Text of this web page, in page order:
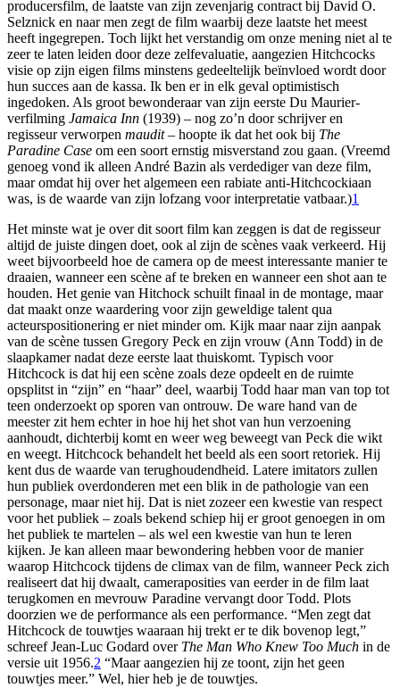
producersfilm, de laatste van zijn zevenjarig contract bij David O.
Selznick en naar men zegt de film waarbij deze laatste het meest
heeft ingegrepen. Toch lijkt het verstandig om onze mening niet al te
zeer te laten leiden door deze zelfevaluatie, aangezien Hitchcocks
visie op zijn eigen films minstens gedeeltelijk beïnvloed wordt door
hun succes aan de kassa. Ik ben er in elk geval optimistisch
ingedoken. Als groot bewonderaar van zijn eerste Du Maurier-
verfilming Jamaica Inn (1939) – nog zo’n door schrijver en
regisseur verworpen maudit– hoopte ik dat het ook bij The
Paradine Case om een soort ernstig misverstand zou gaan. (Vreemd
genoeg vond ik alleen André Bazin als verdediger van deze film,
maar omdat hij over het algemeen een rabiate anti-Hitchcockiaan
was, is de waarde van zijn lofzang voor interpretatie vatbaar.)1
Het minste wat je over dit soort film kan zeggen is dat de regisseur
altijd de juiste dingen doet, ook al zijn de scènes vaak verkeerd. Hij
weet bijvoorbeeld hoe de camera op de meest interessante manier te
draaien, wanneer een scène af te breken en wanneer een shot aan te
houden. Het genie van Hitchock schuilt finaal in de montage, maar
dat maakt onze waardering voor zijn geweldige talent qua
acteurspositionering er niet minder om. Kijk maar naar zijn aanpak
van de scène tussen Gregory Peck en zijn vrouw (Ann Todd) in de
slaapkamer nadat deze eerste laat thuiskomt. Typisch voor
Hitchcock is dat hij een scène zoals deze opdeelt en de ruimte
opsplitst in “zijn” en “haar” deel, waarbij Todd haar man van top tot
teen onderzoekt op sporen van ontrouw. De ware hand van de
meester zit hem echter in hoe hij het shot van hun verzoening
aanhoudt, dichterbij komt en weer weg beweegt van Peck die wikt
en weegt. Hitchcock behandelt het beeld als een soort retoriek. Hij
kent dus de waarde van terughoudendheid. Latere imitators zullen
hun publiek overdonderen met een blik in de pathologie van een
personage, maar niet hij. Dat is niet zozeer een kwestie van respect
voor het publiek – zoals bekend schiep hij er groot genoegen in om
het publiek te martelen – als wel een kwestie van hun te leren
kijken. Je kan alleen maar bewondering hebben voor de manier
waarop Hitchcock tijdens de climax van de film, wanneer Peck zich
realiseert dat hij dwaalt, cameraposities van eerder in de film laat
terugkomen en mevrouw Paradine vervangt door Todd. Plots
doorzien we de performance als een performance. “Men zegt dat
Hitchcock de touwtjes waaraan hij trekt er te dik bovenop legt,”
schreef Jean-Luc Godard over The Man Who Knew Too Much in de
versie uit 1956.2 “Maar aangezien hij ze toont, zijn het geen
touwtjes meer.” Wel, hier heb je de touwtjes.